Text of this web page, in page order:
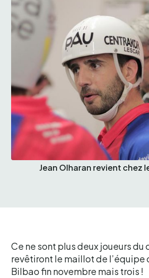
Jean Olharan revient chez
Ce ne sont plus deux joueurs du
revêtiront le maillot de l’équipe
Bilbao fin novembre mais trois !